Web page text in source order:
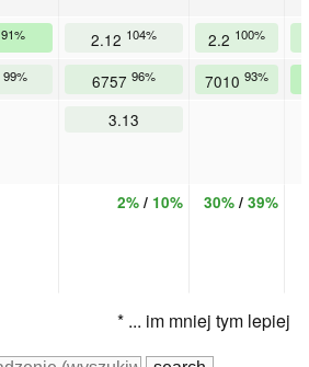
91% 2.12 104% 2.2 100%
99% 6757 96% 7010 93%
3.13
2%/ 10% 30%/ 39%
* ... im mniej tym lepiej